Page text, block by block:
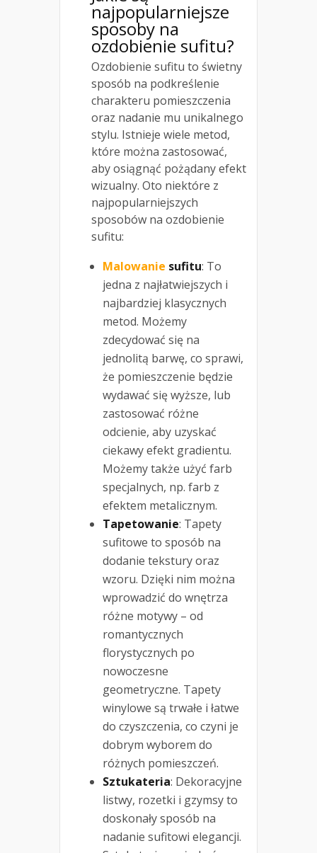
najpopularniejsze
sposoby na
ozdobienie sufitu?
Ozdobienie sufitu to świetny
sposób na podkreślenie
charakteru pomieszczenia
oraz nadanie mu unikalnego
stylu. Istnieje wiele metod,
które można zastosować,
aby osiągnąć pożądany efekt
wizualny. Oto niektóre z
najpopularniejszych
sposobów na ozdobienie
sufitu:
Malowanie sufitu: To
jedna z najłatwiejszych i
najbardziej klasycznych
metod. Możemy
zdecydować się na
jednolitą barwę, co sprawi,
że pomieszczenie będzie
wydawać się wyższe, lub
zastosować różne
odcienie, aby uzyskać
ciekawy efekt gradientu.
Możemy także użyć farb
specjalnych, np. farb z
efektem metalicznym.
Tapetowanie: Tapety
sufitowe to sposób na
dodanie tekstury oraz
wzoru. Dzięki nim można
wprowadzić do wnętrza
różne motywy – od
romantycznych
florystycznych po
nowoczesne
geometryczne. Tapety
winylowe są trwałe i łatwe
do czyszczenia, co czyni je
dobrym wyborem do
różnych pomieszczeń.
Sztukateria: Dekoracyjne
listwy, rozetki i gzymsy to
doskonały sposób na
nadanie sufitowi elegancji.